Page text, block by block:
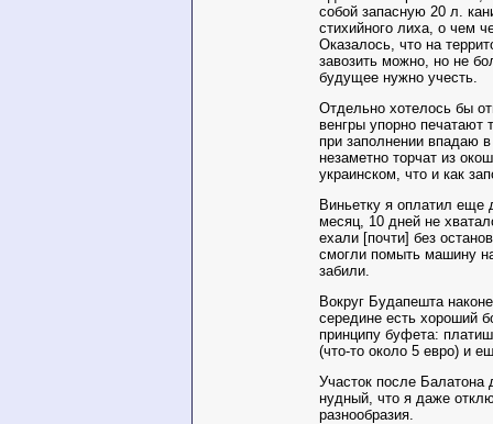
собой запасную 20 л.
стихийного лиха, о чем
Оказалось, что на
завозить можно, но не
будущее нужно учесть.
Отдельно хотелось бы
венгры упорно печатают
при заполнении впадаю
незаметно торчат из
украинском, что и как
Виньетку я оплатил еще
месяц, 10 дней не
ехали [почти] без
смогли помыть машину
забили.
Вокруг Будапешта
середине есть хороший
принципу буфета:
(что-то около 5 евро) и
Участок после Балатона
нудный, что я даже
разнообразия.